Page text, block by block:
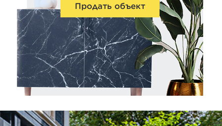
Продать объект